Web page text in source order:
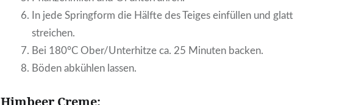
In jede Springform die Hälfte des Teiges einfüllen und glatt
streichen.
Bei 180°C Ober/Unterhitze ca. 25 Minuten backen.
Böden abkühlen lassen.
Himbeer Creme: